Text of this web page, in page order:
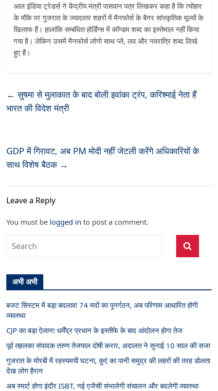
आल इंडिया ट्रेडर्स ने केंद्रीय मंत्री पासवान पत्र लिखकर कहा है कि त्योहार
के मौके पर गुजरात के ज्यादातर शहरों में मैनफोर्स के बैनर सांस्कृतिक मूल्यों के
खिलाफ हैं। हालांकि सम्बंधित होर्डिंग्स में कॉन्डम शब्द का इस्तेमाल नहीं किया
गया है। लेकिन उसमें मैनफोर्स लोगो साथ प्ले, लव और नवरात्रि शब्द लिखे
हुए हैं।
← सुषमा से मुलाकात के बाद बोली इवांका ट्रंप, करिश्माई नेता हैं
भारत की विदेश मंत्री
GDP में गिरावट, अब PM मोदी नहीं जेटली करेंगे अधिकारियों के
साथ विशेष बैठक →
Leave a Reply
You must be logged in to post a comment.
अभी अभी
बजट सिस्टम में बड़ा बदलाव! 74 मदों का पुनर्गठन, अब परिणाम आधारित होगी
व्यवस्था
CJP का बड़ा ऐलान! धर्मेंद्र प्रधान के इस्तीफे के बाद आंदोलन होगा तेज
पूर्व तहलका संपादक तरुण तेजपाल दोषी करार, अदालत ने सुनाई 10 साल की सजा
गुजरात के मोरबी में रहस्यमयी घटना, कुएं का पानी समुद्र की लहरों की तरह डोलता
देख लोग हैरान
अब स्मार्ट होगा इंदौर ISBT, नई एजेंसी संभालेगी संचालन और बदलेगी व्यवस्था